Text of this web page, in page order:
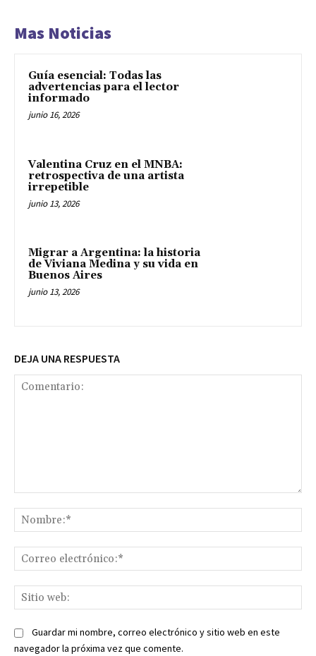
Mas Noticias
Guía esencial: Todas las
advertencias para el lector
informado
junio 16, 2026
Valentina Cruz en el MNBA:
retrospectiva de una artista
irrepetible
junio 13, 2026
Migrar a Argentina: la historia
de Viviana Medina y su vida en
Buenos Aires
junio 13, 2026
DEJA UNA RESPUESTA
Guardar mi nombre, correo electrónico y sitio web en este
navegador la próxima vez que comente.